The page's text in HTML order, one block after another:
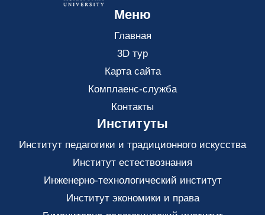
Меню
Главная
3D тур
Карта сайта
Комплаенс-служба
Контакты
Институты
Институт педагогики и традиционного искусства
Институт естествознания
Инженерно-технологический институт
Институт экономики и права